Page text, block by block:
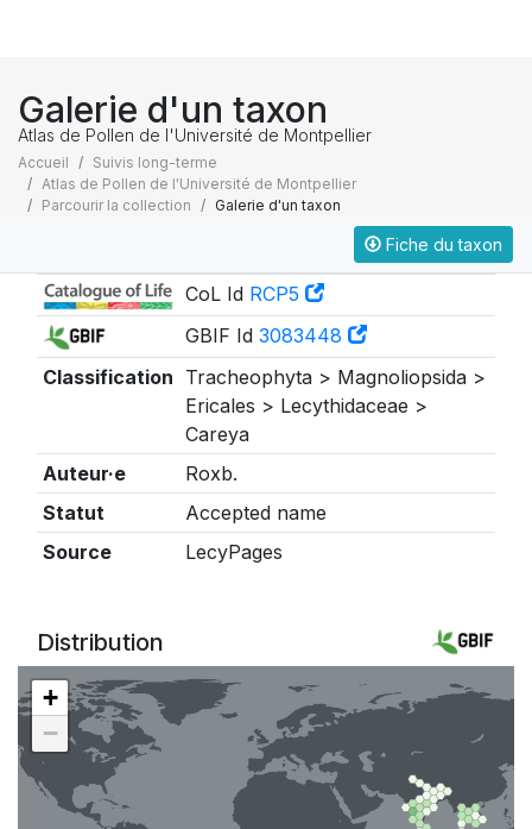
Galerie d'un taxon
Atlas de Pollen de l'Université de Montpellier
Accueil
Suivis long-terme
Atlas de Pollen de l'Université de Montpellier
Parcourir la collection
Galerie d'un taxon
Fiche du taxon
CoL Id RCP5
GBIF Id 3083448
Classification Tracheophyta > Magnoliopsida >
Ericales > Lecythidaceae >
Careya
Auteur·e
Roxb.
Statut
Accepted name
Source
LecyPages
Distribution
+
−